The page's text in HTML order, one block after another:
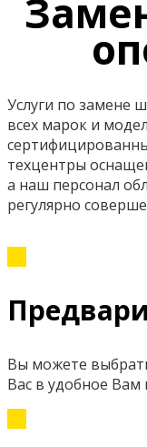
Услуги по замене
всех марок и
техцентры
а наш персонал
регулярно
Вы можете
Вас в удобное Вам